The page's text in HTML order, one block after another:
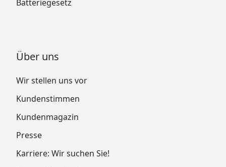
Batteriegesetz
Über uns
Wir stellen uns vor
Kundenstimmen
Kundenmagazin
Presse
Karriere: Wir suchen Sie!